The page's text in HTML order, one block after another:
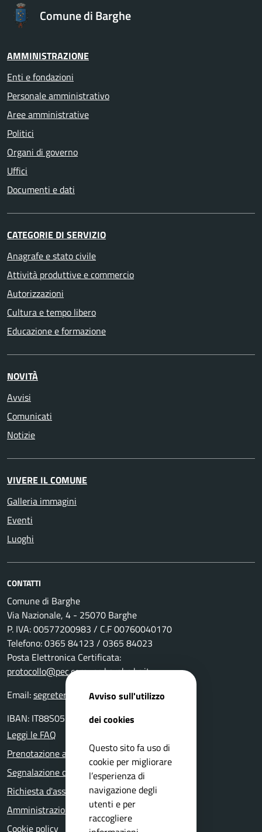
Comune di Barghe
AMMINISTRAZIONE
Enti e fondazioni
Personale amministrativo
Aree amministrative
Politici
Organi di governo
Uffici
Documenti e dati
CATEGORIE DI SERVIZIO
Anagrafe e stato civile
Attività produttive e commercio
Autorizzazioni
Cultura e tempo libero
Educazione e formazione
NOVITÀ
Avvisi
Comunicati
Notizie
VIVERE IL COMUNE
Galleria immagini
Eventi
Luoghi
CONTATTI
Comune di Barghe
Via Nazionale, 4 - 25070 Barghe
P. IVA: 00577200983 / C.F 00760040170
Telefono: 0365 84123 / 0365 84023
Posta Elettronica Certificata:
protocollo@pec.comune.barghe.bs.it
Email:segreteria@comune.barghe.bs.it
IBAN: IT88S0511655160000000004000
Leggi le FAQ
Prenotazione appuntamento
Segnalazione disservizio
Richiesta d'assistenza
Amministrazione trasparente
Cookie policy
Avviso sull'utilizzo
dei cookies
Questo sito fa uso di
cookie per migliorare
l’esperienza di
navigazione degli
utenti e per
raccogliere